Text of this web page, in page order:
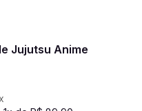
Jujutsu Anime